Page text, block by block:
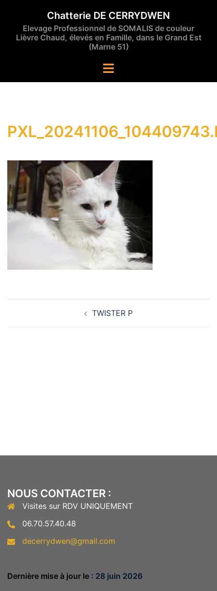
contenu
Chatterie DE CERRYDWEN
Elevage Professionnel de SOMALIS de couleur
Lièvre Chaud, élevés en Famille, dans le Grand Est
(Marne 51)
Ouvrir/fermer
TWISTER P
NOUS CONTACTER :
Visites sur RDV UNIQUEMENT
06.70.57.40.48
decerrydwen@gmail.com
Dernière mise à jour le : 28 juin 2026